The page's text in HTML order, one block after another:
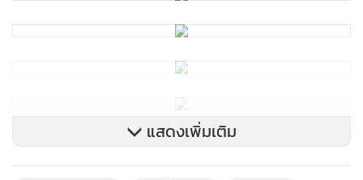
แสดงเพิ่มเติม